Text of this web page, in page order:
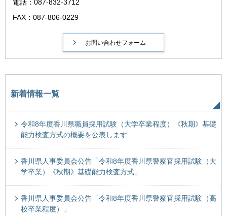
電話：087-832-3712
FAX：087-806-0229
新着情報一覧
令和8年度香川県職員採用試験（大学卒業程度）《秋期》基礎
能力検査方式の概要を公表します
香川県人事委員会公告「令和8年度香川県警察官採用試験（大
学卒業）《秋期》基礎能力検査方式」
香川県人事委員会公告「令和8年度香川県警察官採用試験（高
校卒業程度）」